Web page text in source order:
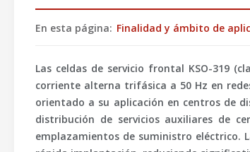
En esta página: Finalidad y ámbito de
Las celdas de servicio frontal KSO-319
corriente alterna trifásica a 50 Hz en
orientado a su aplicación en centros de
distribución de servicios auxiliares de
emplazamientos de suministro eléctrico.